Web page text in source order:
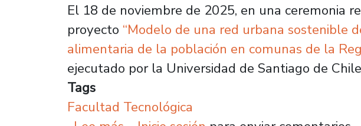
El 18 de noviembre de 2025, en una ceremonia
proyecto “Modelo de una red urbana sostenible
alimentaria de la población en comunas de la
ejecutado por la Universidad de Santiago de
Tags
Facultad Tecnológica